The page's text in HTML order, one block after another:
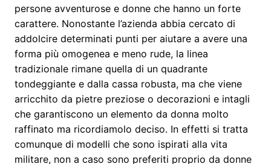
persone avventurose e donne che hanno un forte
carattere. Nonostante l’azienda abbia cercato di
addolcire determinati punti per aiutare a avere una
forma più omogenea e meno rude, la linea
tradizionale rimane quella di un quadrante
tondeggiante e dalla cassa robusta, ma che viene
arricchito da pietre preziose o decorazioni e intagli
che garantiscono un elemento da donna molto
raffinato ma ricordiamolo deciso. In effetti si tratta
comunque di modelli che sono ispirati alla vita
militare, non a caso sono preferiti proprio da donne